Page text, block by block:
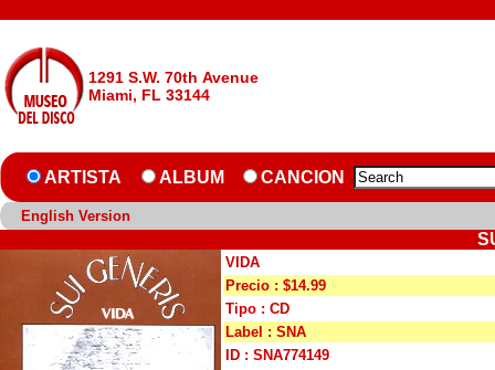
1291 S.W. 70th Avenue
Miami, FL 33144
ARTISTA ALBUM CANCION
English Version
VIDA
Precio : $14.99
Tipo : CD
Label : SNA
ID : SNA774149